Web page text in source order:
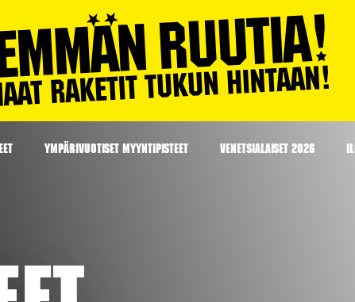
YMPÄRIVUOTISET MYYNTIPISTEET VENETSIALAISET 2026